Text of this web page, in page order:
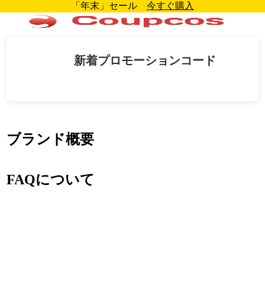
「年末」セール 今すぐ購入
新着プロモーションコード
ブランド概要
FAQについて